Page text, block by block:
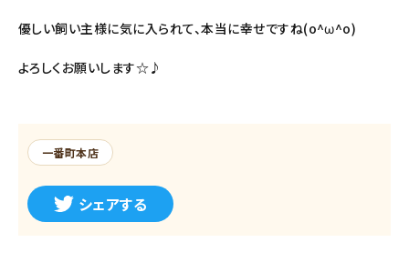
優しい飼い主様に気に入られて、本当に幸せですね(o^ω^o)
よろしくお願いします☆♪
一番町本店
シェアする